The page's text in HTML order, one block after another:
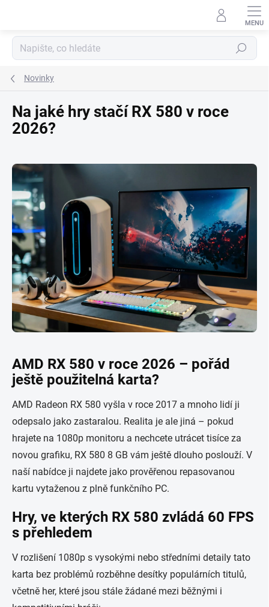
Hledat
Novinky
Na jaké hry stačí RX 580 v roce
2026?
AMD RX 580 v roce 2026 – pořád
ještě použitelná karta?
AMD Radeon RX 580 vyšla v roce 2017 a mnoho lidí ji
odepsalo jako zastaralou. Realita je ale jiná – pokud
hrajete na 1080p monitoru a nechcete utrácet tisíce za
novou grafiku, RX 580 8 GB vám ještě dlouho poslouží. V
naší nabídce ji najdete jako prověřenou repasovanou
kartu vytaženou z plně funkčního PC.
Hry, ve kterých RX 580 zvládá 60 FPS
s přehledem
V rozlišení 1080p s vysokými nebo středními detaily tato
karta bez problémů rozběhne desítky populárních titulů,
včetně her, které jsou stále žádané mezi běžnými i